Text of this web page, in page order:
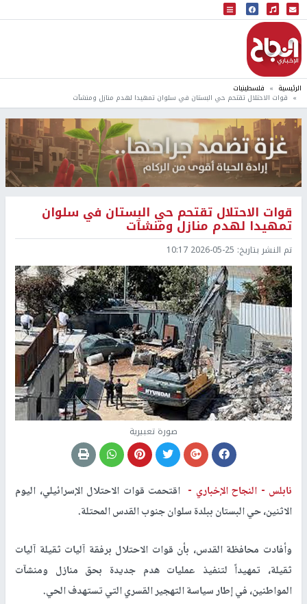
البث المباشر
إذاعة النجاح
الرئيسية فلسطينيات
قوات الاحتلال تقتحم حي البستان في سلوان تمهيدا لهدم منازل ومنشآت
قوات الاحتلال تقتحم حي البستان في سلوان
تمهيدا لهدم منازل ومنشآت
تم النشر بتاريخ: 2026-05-25 10:17
صورة تعبيرية
نابلس - النجاح الإخباري - اقتحمت قوات الاحتلال الإسرائيلي، اليوم
الاثنين، حي البستان ببلدة سلوان جنوب القدس المحتلة.
وأفادت محافظة القدس، بأن قوات الاحتلال برفقة آليات ثقيلة آليات
ثقيلة، تمهيداً لتنفيذ عمليات هدم جديدة بحق منازل ومنشآت
المواطنين، في إطار سياسة التهجير القسري التي تستهدف الحي.